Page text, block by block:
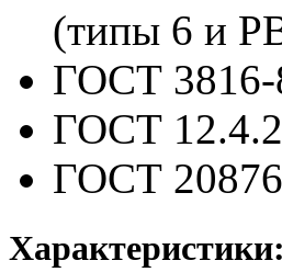
(типы 6 и
ГОСТ 3816-
ГОСТ
ГОСТ
Характеристики: